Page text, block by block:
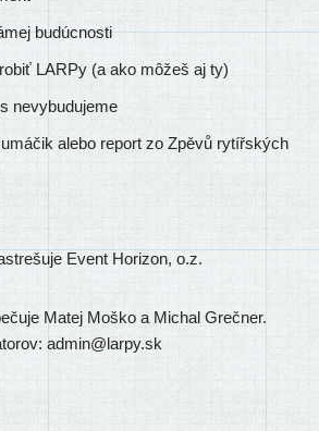
budúcnosti
LARPy (a ako môžeš aj ty)
nevybudujeme
alebo report zo Zpěvů rytířských
Event Horizon, o.z.
Matej Moško a Michal Grečner.
admin@larpy.sk